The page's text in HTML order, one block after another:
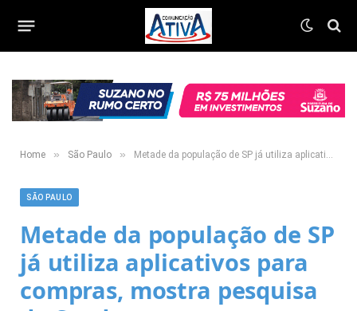
Home » São Paulo » Metade da população de SP já utiliza aplicativos para compras, mostra pesquisa do Seade
SÃO PAULO
Metade da população de SP
já utiliza aplicativos para
compras, mostra pesquisa